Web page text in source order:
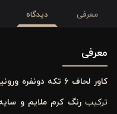
معرفی دیدگاه
معرفی
کاور لحاف ۶ تکه دونفره ورونیکا مدل Volare کلاسیک کرم قهوه‌ای
ترکیبرنگ کرم ملایم و